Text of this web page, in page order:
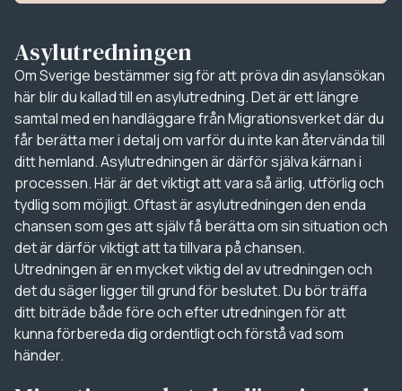
Asylutredningen
Om Sverige bestämmer sig för att pröva din asylansökan
här blir du kallad till en asylutredning. Det är ett längre
samtal med en handläggare från Migrationsverket där du
får berätta mer i detalj om varför du inte kan återvända till
ditt hemland. Asylutredningen är därför själva kärnan i
processen. Här är det viktigt att vara så ärlig, utförlig och
tydlig som möjligt. Oftast är asylutredningen den enda
chansen som ges att själv få berätta om sin situation och
det är därför viktigt att ta tillvara på chansen.
Utredningen är en mycket viktig del av utredningen och
det du säger ligger till grund för beslutet. Du bör träffa
ditt biträde både före och efter utredningen för att
kunna förbereda dig ordentligt och förstå vad som
händer.